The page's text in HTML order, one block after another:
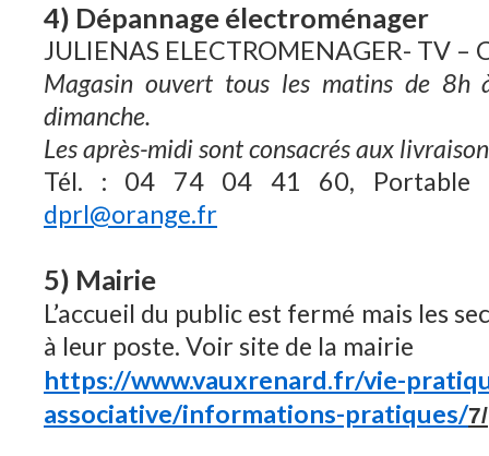
4) Dépannage électroménager
JULIENAS ELECTROMENAGER- TV –
Magasin ouvert tous les matins de
dimanche.
Les après-midi sont consacrés aux
Tél. : 04 74 04 41 60,
dprl@orange.fr
5) Mairie
L’accueil du public est fermé mais les
à leur poste. Voir site de la mairie
https://www.vauxrenard.fr/vie-
associative/informations-pratiques/7/